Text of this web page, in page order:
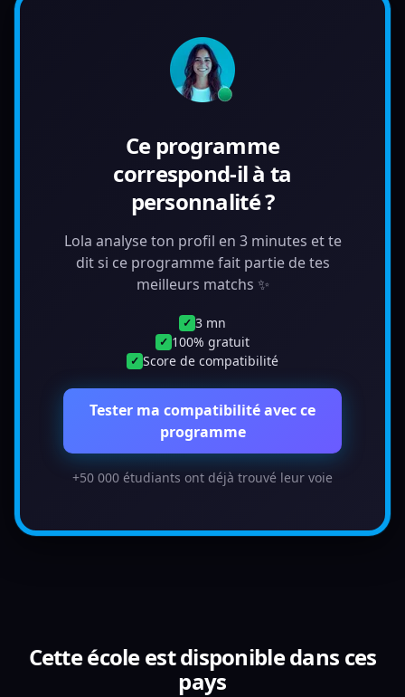
Ce programme
correspond-il à ta
personnalité ?
Lola analyse ton profil en 3 minutes et te
dit si ce programme fait partie de tes
meilleurs matchs ✨
✓ 3 mn
✓ 100% gratuit
✓ Score de compatibilité
Tester ma compatibilité avec ce
programme
+50 000 étudiants ont déjà trouvé leur voie
Cette école est disponible dans ces
pays